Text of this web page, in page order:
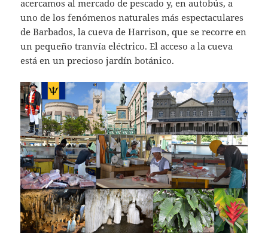
acercamos al mercado de pescado y, en autobús, a
uno de los fenómenos naturales más espectaculares
de Barbados, la cueva de Harrison, que se recorre en
un pequeño tranvía eléctrico. El acceso a la cueva
está en un precioso jardín botánico.